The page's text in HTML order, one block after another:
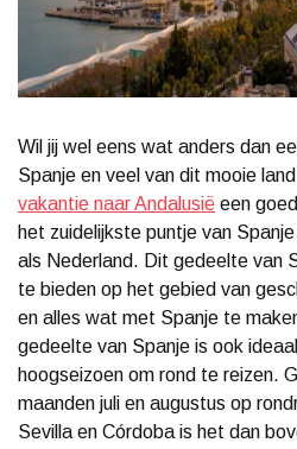
Wil jij wel eens wat anders dan
Spanje en veel van dit mooie
vakantie naar Andalusië een
het zuidelijkste puntje van
als Nederland. Dit gedeelte van
te bieden op het gebied van
en alles wat met Spanje te
gedeelte van Spanje is ook
hoogseizoen om rond te reizen.
maanden juli en augustus op
Sevilla en Córdoba is het dan